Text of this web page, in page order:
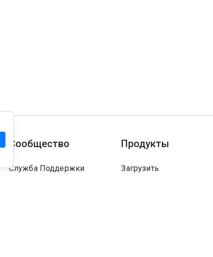
Сообщество
Служба Поддержки
Продукты
Загрузить